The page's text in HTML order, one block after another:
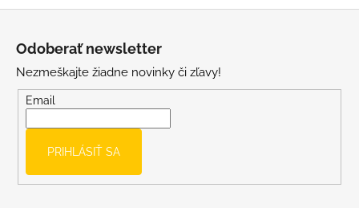
s
Odoberať newsletter
Nezmeškajte žiadne novinky či zľavy!
Email
PRIHLÁSIŤ SA